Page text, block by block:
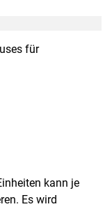
für
kann je
Es wird